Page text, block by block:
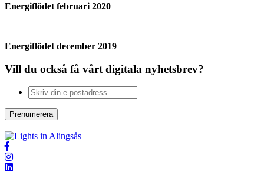
Energiflödet februari 2020
Energiflödet december 2019
Vill du också få vårt digitala nyhetsbrev?
Skriv
din
e-
postadress
Prenumerera